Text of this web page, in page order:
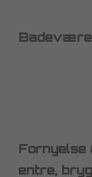
Fornyelse
entre,